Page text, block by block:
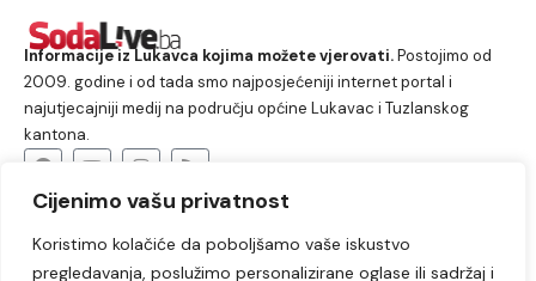
Cijenimo vašu privatnost
Koristimo kolačiće da poboljšamo vaše iskustvo
pregledavanja, poslužimo personalizirane oglase ili sadržaj i
Informacije iz Lukavca kojima možete vjerovati.Postojimo od
2009. godine i od tada smo najposjećeniji internet portal i
najutjecajniji medij na području općine Lukavac i Tuzlanskog
kantona.
Lukavac Društvo Crna hronika
Sport